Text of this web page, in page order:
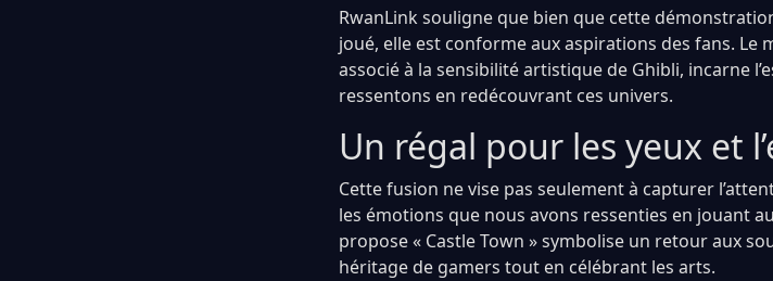
RwanLink souligne que bien que cette
joué, elle est conforme aux aspirations des fans. Le
associé à la sensibilité artistique de Ghibli, incarne
ressentons en redécouvrant ces univers.
Un régal pour les yeux et
Cette fusion ne vise pas seulement à capturer
les émotions que nous avons ressenties en jouant
propose « Castle Town » symbolise un retour aux
héritage de gamers tout en célébrant les arts.